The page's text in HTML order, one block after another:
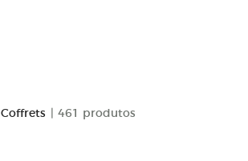
Coffrets | 461 produtos